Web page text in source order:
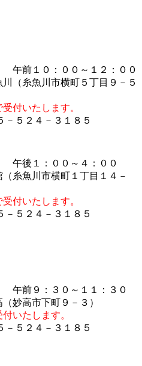
前１０：００～１２：００
（糸魚川市横町５丁目９－５
付いたします。
－５２４－３１８５
後１：００～４：００
糸魚川市横町１丁目１４－
付いたします。
－５２４－３１８５
前９：３０～１１：３０
妙高市下町９－３）
いたします。
－５２４－３１８５